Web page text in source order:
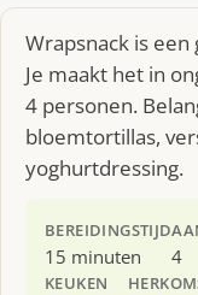
Wrapsnack is
Je maakt het in
4 personen.
bloemtortillas,
yoghurtdressing.
BEREIDINGSTIJD
15 minuten 4
KEUKEN